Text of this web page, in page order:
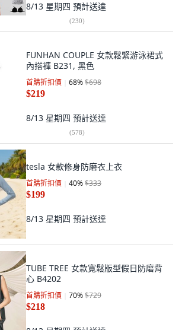
8/13 星期四 預計送達
(230)
FUNHAN COUPLE 女款鬆緊游泳裙式
內搭褲 B231, 黑色
首購折扣價 68%$698
$219
8/13 星期四 預計送達
(578)
tesla 女款修身防磨衣上衣
首購折扣價 40%$333
$199
8/13 星期四 預計送達
TUBE TREE 女款寬鬆版型假日防磨背
心 B4202
首購折扣價 70%$729
$218